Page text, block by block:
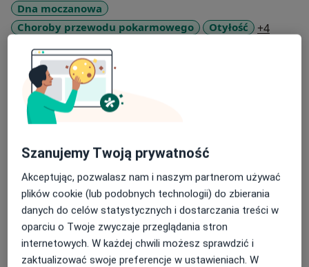
Dna moczanowa
Choroby przewodu pokarmowego
Otyłość +4
Pacjenci których przyjmuję
Dorośli (Tylko pod niektórymi adresami)
Dzieci (Tylko pod niektórymi adresami)
Rodzaje konsultacji
Stacjonarne Zobacz lokalizacje (1)
Zdjęcia i filmy
Szanujemy Twoją prywatność
Akceptując, pozwalasz nam i naszym partnerom używać
plików cookie (lub podobnych technologii) do zbierania
danych do celów statystycznych i dostarczania treści w
oparciu o Twoje zwyczaje przeglądania stron
internetowych. W każdej chwili możesz sprawdzić i
zaktualizować swoje preferencje w ustawieniach. W